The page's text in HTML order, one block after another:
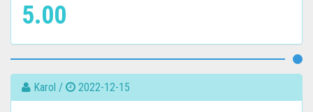
5.00
Karol / 2022-12-15